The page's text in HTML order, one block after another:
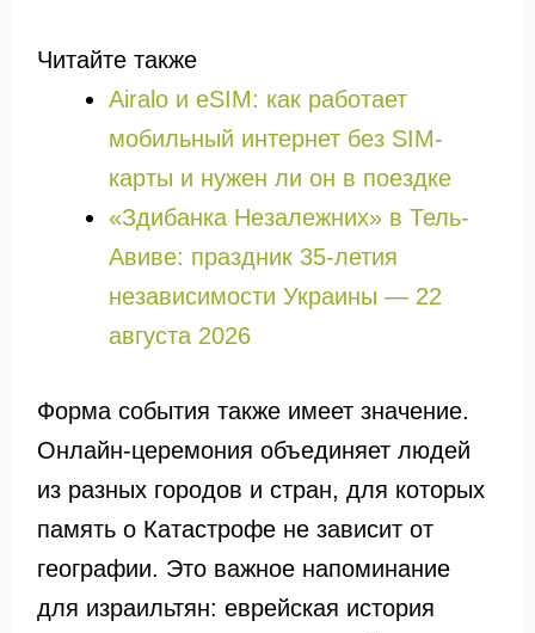
Читайте также
Airalo и eSIM: как работает
мобильный интернет без SIM-
карты и нужен ли он в поездке
«Здибанка Незалежних» в Тель-
Авиве: праздник 35-летия
независимости Украины — 22
августа 2026
Форма события также имеет значение.
Онлайн-церемония объединяет людей
из разных городов и стран, для которых
память о Катастрофе не зависит от
географии. Это важное напоминание
для израильтян: еврейская история